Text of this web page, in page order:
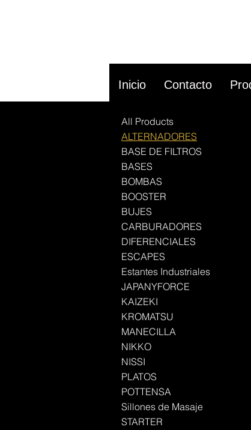
Inicio Contacto
All Products
ALTERNADORES
BASE DE FILTROS
BASES
BOMBAS
BOOSTER
BUJES
CARBURADORES
DIFERENCIALES
ESCAPES
Estantes Industriales
JAPANYFORCE
KAIZEKI
KROMATSU
MANECILLA
NIKKO
NISSI
PLATOS
POTTENSA
Sillones de Masaje
STARTER